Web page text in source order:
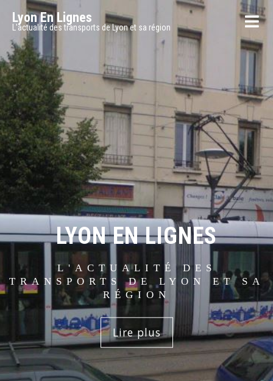
Lyon En Lignes
L'actualité des transports de Lyon et sa région
LYON EN LIGNES
L'ACTUALITÉ DES
TRANSPORTS DE LYON ET SA
RÉGION
Lire plus